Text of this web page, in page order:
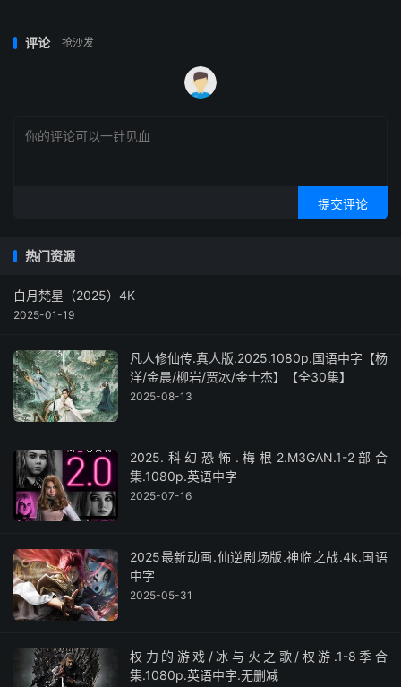
评论 抢沙发
提交评论
热门资源
白月梵星（2025）4K
2025-01-19
凡人修仙传.真人版.2025.1080p.国语中字【杨
洋/金晨/柳岩/贾冰/金士杰】【全30集】
2025-08-13
2025.科幻恐怖.梅根2.M3GAN.1-2部合
集.1080p.英语中字
2025-07-16
2025最新动画.仙逆剧场版.神临之战.4k.国语
中字
2025-05-31
权力的游戏/冰与火之歌/权游.1-8季合
集.1080p.英语中字.无删减